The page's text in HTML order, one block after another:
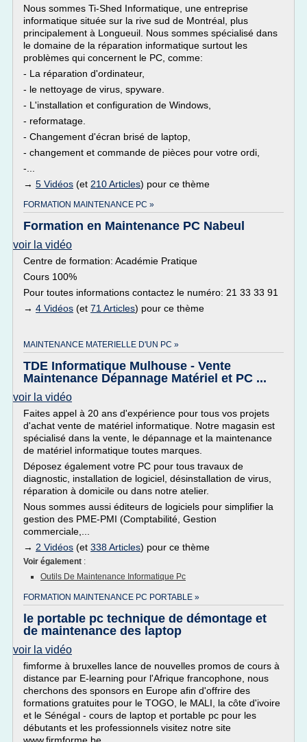
Nous sommes Ti-Shed Informatique, une entreprise
informatique située sur la rive sud de Montréal, plus
principalement à Longueuil. Nous sommes spécialisé dans
le domaine de la réparation informatique surtout les
problèmes qui concernent le PC, comme:
- La réparation d'ordinateur,
- le nettoyage de virus, spyware.
- L'installation et configuration de Windows,
- reformatage.
- Changement d'écran brisé de laptop,
- changement et commande de pièces pour votre ordi,
-...
→ 5 Vidéos (et 210 Articles) pour ce thème
FORMATION MAINTENANCE PC »
Formation en Maintenance PC Nabeul
voir la vidéo
Centre de formation: Académie Pratique
Cours 100%
Pour toutes informations contactez le numéro: 21 33 33 91
→ 4 Vidéos (et 71 Articles) pour ce thème
MAINTENANCE MATERIELLE D'UN PC »
TDE Informatique Mulhouse - Vente
Maintenance Dépannage Matériel et PC ...
voir la vidéo
Faites appel à 20 ans d'expérience pour tous vos projets
d'achat vente de matériel informatique. Notre magasin est
spécialisé dans la vente, le dépannage et la maintenance
de matériel informatique toutes marques.
Déposez également votre PC pour tous travaux de
diagnostic, installation de logiciel, désinstallation de virus,
réparation à domicile ou dans notre atelier.
Nous sommes aussi éditeurs de logiciels pour simplifier la
gestion des PME-PMI (Comptabilité, Gestion
commerciale,...
→ 2 Vidéos (et 338 Articles) pour ce thème
Voir également :
Outils De Maintenance Informatique Pc
FORMATION MAINTENANCE PC PORTABLE »
le portable pc technique de démontage et
de maintenance des laptop
voir la vidéo
fimforme à bruxelles lance de nouvelles promos de cours à
distance par E-learning pour l'Afrique francophone, nous
cherchons des sponsors en Europe afin d'offrire des
formations gratuites pour le TOGO, le MALI, la côte d'ivoire
et le Sénégal - cours de laptop et portable pc pour les
débutants et les professionnels visitez notre site